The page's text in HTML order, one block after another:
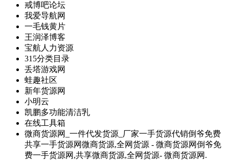
戒博吧论坛
我爱导航网
一毛钱黄片
王润泽博客
宝航人力资源
315分类目录
丢塔游戏网
蛙趣社区
新年货源网
小明云
凯鹏多功能清洁乳
在线工具箱
微商货源网_一件代发货源_厂家一手货源代销倒爷免费
共享一手货源网微商货源,全网货源 - 微商货源网倒爷免
费一手货源网,共享微商货源,全网货源- 微商货源网.